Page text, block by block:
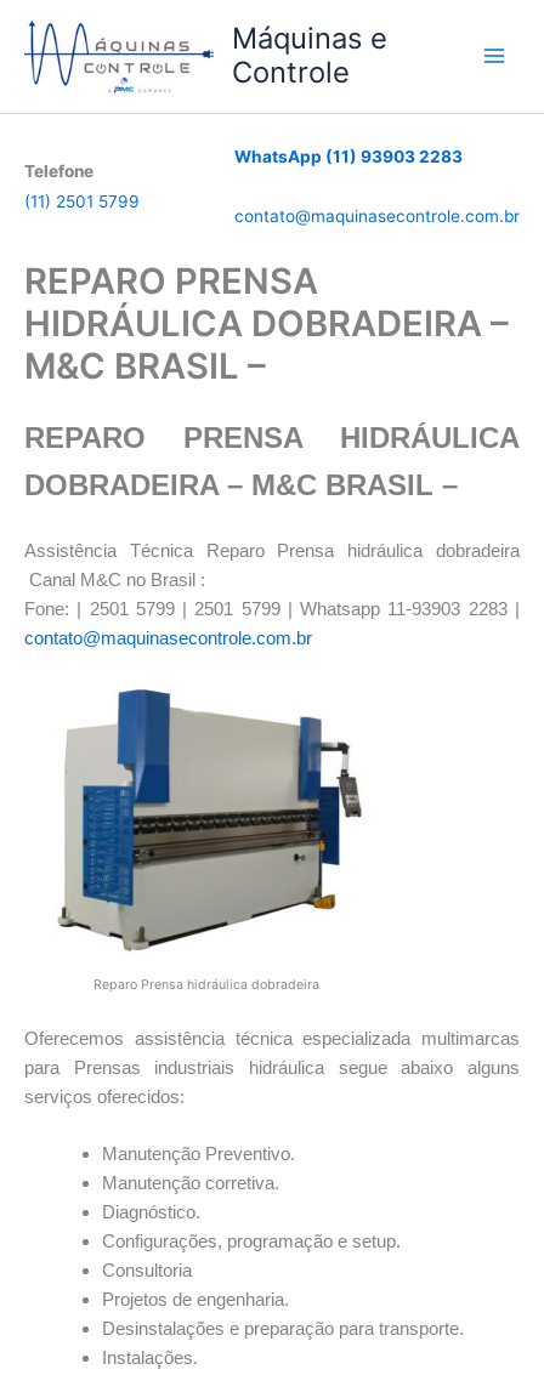
para
Máquinas e
Controle
Telefone
(11) 2501 5799
WhatsApp (11) 93903 2283
contato@maquinasecontrole.com.br
REPARO PRENSA
HIDRÁULICA DOBRADEIRA –
M&C BRASIL –
REPARO PRENSA HIDRÁULICA
DOBRADEIRA – M&C BRASIL –
Assistência Técnica Reparo Prensa hidráulica dobradeira
Canal M&C no Brasil :
Fone: | 2501 5799 | 2501 5799 | Whatsapp 11-93903 2283 |
contato@maquinasecontrole.com.br
Reparo Prensa hidráulica dobradeira
Oferecemos assistência técnica especializada multimarcas
para Prensas industriais hidráulica segue abaixo alguns
serviços oferecidos:
Manutenção Preventivo.
Manutenção corretiva.
Diagnóstico.
Configurações, programação e setup.
Consultoria
Projetos de engenharia.
Desinstalações e preparação para transporte.
Instalações.